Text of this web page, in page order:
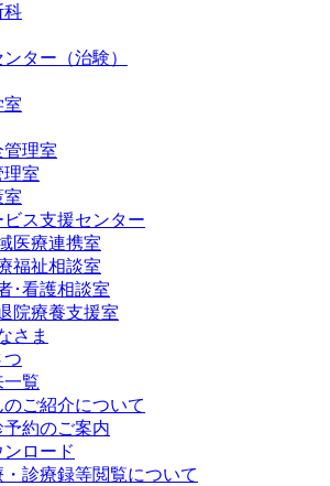
科
ター（治験）
室
管理室
理室
室
ビス支援センター
医療連携室
福祉相談室
･看護相談室
院療養支援室
さま
つ
一覧
のご紹介について
約のご案内
ロード
診療録等閲覧について